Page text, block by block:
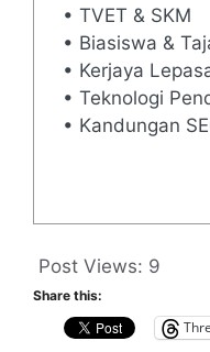
• TVET & SKM
• Biasiswa &
• Kerjaya
• Teknologi
• Kandungan
Post Views: 9
Share this: